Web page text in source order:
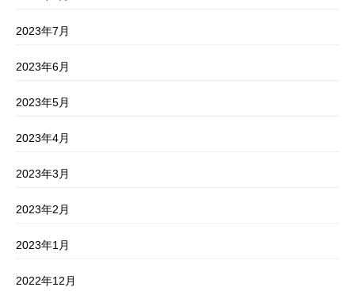
2023年7月
2023年6月
2023年5月
2023年4月
2023年3月
2023年2月
2023年1月
2022年12月